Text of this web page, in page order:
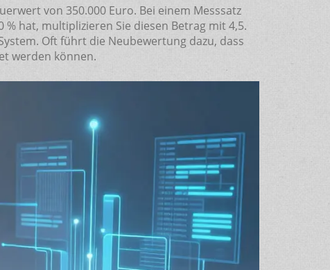
von 350.000 Euro. Bei einem Messsatz
hat, multiplizieren Sie diesen Betrag mit 4,5.
Oft führt die Neubewertung dazu, dass
werden können.